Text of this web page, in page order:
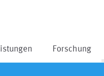
Forschung